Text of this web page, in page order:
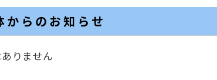
からのお知らせ
りません